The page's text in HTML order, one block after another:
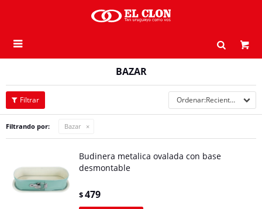

BAZAR
Recientes
Filtrando por: Bazar
Budinera metalica ovalada con base
desmontable
$479